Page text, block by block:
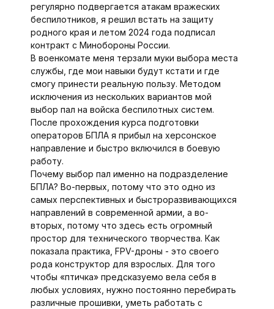
регулярно подвергается атакам вражеских
беспилотников, я решил встать на защиту
родного края и летом 2024 года подписал
контракт с Минобороны России.
В военкомате меня терзали муки выбора места
службы, где мои навыки будут кстати и где
смогу принести реальную пользу. Методом
исключения из нескольких вариантов мой
выбор пал на войска беспилотных систем.
После прохождения курса подготовки
операторов БПЛА я прибыл на херсонское
направление и быстро включился в боевую
работу.
Почему выбор пал именно на подразделение
БПЛА? Во-первых, потому что это одно из
самых перспективных и быстроразви­вающихся
направлений в современной армии, а во-
вторых, потому что здесь есть огромный
простор для технического творчества. Как
показала практика, FPV-дроны - это своего
рода конструктор для взрослых. Для того
чтобы «птичка» предсказуемо вела себя в
любых условиях, нужно постоянно перебирать
различные прошивки, уметь работать с